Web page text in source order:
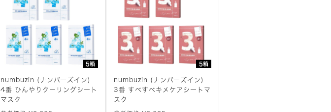
5箱
numbuzin (ナンバーズイン)
4番 ひんやりクーリングシート
マスク
5箱
numbuzin (ナンバーズイン)
3番 すべすべキメケアシートマ
スク